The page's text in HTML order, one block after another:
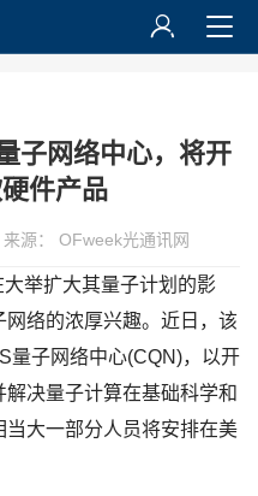
子网络中心，将开
件产品
来源： OFweek光通讯网
举扩大其量子计划的影
络的浓厚兴趣。近日，该
量子网络中心(CQN)，以开
决量子计算在基础科学和
大一部分人员将安排在美